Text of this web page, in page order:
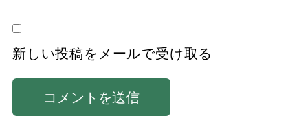
新しい投稿をメールで受け取る